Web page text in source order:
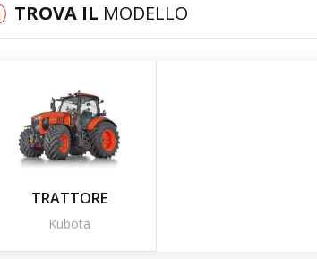
TROVA IL MODELLO
TRATTORE
Kubota